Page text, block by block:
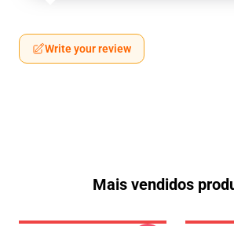
Write your review
Mais vendidos